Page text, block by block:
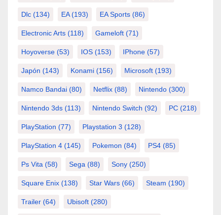
Dlc (134) EA(193) EA Sports (86)
Electronic Arts (118) Gameloft (71)
Hoyoverse (53) IOS (153) IPhone (57)
Japón (143) Konami (156) Microsoft (193)
Namco Bandai (80) Netflix (88) Nintendo (300)
Nintendo 3ds (113) Nintendo Switch (92) PC (218)
PlayStation (77) Playstation 3 (128)
PlayStation 4 (145) Pokemon (84) PS4 (85)
Ps Vita (58) Sega (88) Sony (250)
Square Enix (138) Star Wars (66) Steam (190)
Trailer (64) Ubisoft (280)